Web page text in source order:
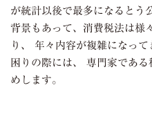
が統計以後で最多になるとう
背景もあって、消費税法は様
り、 年々内容が複雑になっ
困りの際には、 専門家であ
めします。